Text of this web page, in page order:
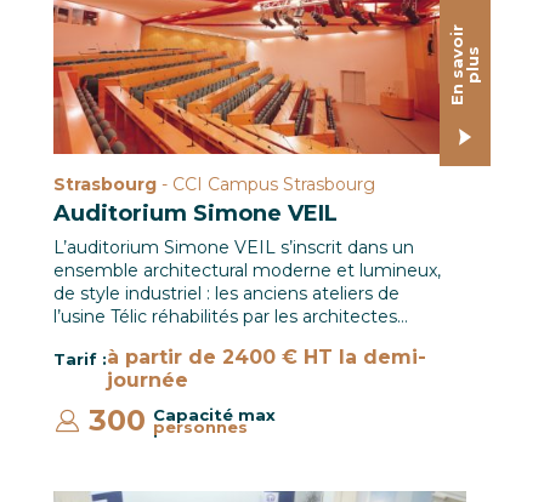
E
n
s
av
o
i
r
p
l
us
Strasbourg - CCI Campus Strasbourg
Auditorium Simone VEIL
L’auditorium Simone VEIL s’inscrit dans un
ensemble architectural moderne et lumineux,
de style industriel : les anciens ateliers de
l’usine Télic réhabilités par les architectes…
Tarif :à partir de 2400 € HT la demi-
journée
Capacité max
:
300 personnes